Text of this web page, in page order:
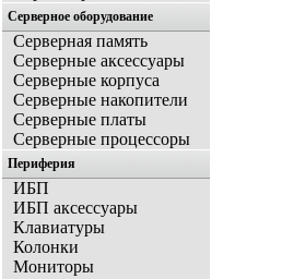
Серверное оборудование
Серверная память
Серверные аксессуары
Серверные корпуса
Серверные накопители
Серверные платы
Серверные процессоры
Периферия
ИБП
ИБП аксессуары
Клавиатуры
Колонки
Мониторы